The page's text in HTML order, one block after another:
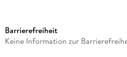
Reihe
Barrierefreiheit
Keine Information zur